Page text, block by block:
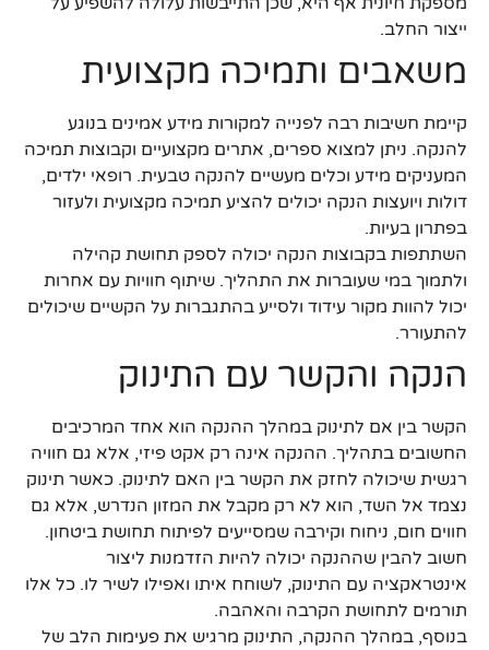
ייצור החלב.
משאבים ותמיכה מקצועית
קיימת חשיבות רבה לפנייה למקורות מידע אמינים בנוגע
להנקה. ניתן למצוא ספרים, אתרים מקצועיים וקבוצות תמיכה
המעניקים מידע וכלים מעשיים להנקה טבעית. רופאי ילדים,
דולות ויועצות הנקה יכולים להציע תמיכה מקצועית ולעזור
בפתרון בעיות.
השתתפות בקבוצות הנקה יכולה לספק תחושת קהילה
ולתמוך במי שעוברות את התהליך. שיתוף חוויות עם אחרות
יכול להוות מקור עידוד ולסייע בהתגברות על הקשיים שיכולים
להתעורר.
הנקה והקשר עם התינוק
הקשר בין אם לתינוק במהלך ההנקה הוא אחד המרכיבים
החשובים בתהליך. ההנקה אינה רק אקט פיזי, אלא גם חוויה
רגשית שיכולה לחזק את הקשר בין האם לתינוק. כאשר תינוק
נצמד אל השד, הוא לא רק מקבל את המזון הנדרש, אלא גם
חווים חום, ניחוח וקירבה שמסייעים לפיתוח תחושת ביטחון.
חשוב להבין שההנקה יכולה להיות הזדמנות ליצור
אינטראקציה עם התינוק, לשוחח איתו ואפילו לשיר לו. כל אלו
תורמים לתחושת הקרבה והאהבה.
בנוסף, במהלך ההנקה, התינוק מרגיש את פעימות הלב של